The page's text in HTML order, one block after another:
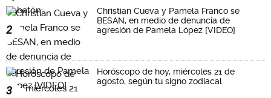
2
Christian Cueva y Pamela Franco se
BESAN, en medio de denuncia de
agresión de Pamela López [VIDEO]
3
Horóscopo de hoy, miércoles 21 de
agosto, según tu signo zodiacal